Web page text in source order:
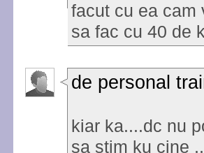
facut cu ea cam
sa fac cu 40 de
de personal
kiar ka....dc nu
sa stim ku cine